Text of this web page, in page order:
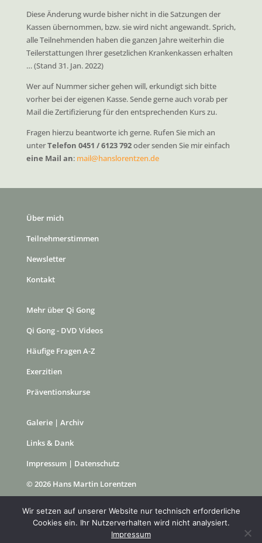
Diese Änderung wurde bisher nicht in die Satzungen der
Kassen übernommen, bzw. sie wird nicht angewandt. Sprich,
alle Teilnehmenden haben die ganzen Jahre weiterhin die
Teilerstattungen Ihrer gesetzlichen Krankenkassen erhalten
… (Stand 31. Jan. 2022)
Wer auf Nummer sicher gehen will, erkundigt sich bitte
vorher bei der eigenen Kasse. Sende gerne auch vorab per
Mail die Zertifizierung für den entsprechenden Kurs zu.
Fragen hierzu beantworte ich gerne. Rufen Sie mich an
unterTelefon 0451 / 6123 792oder senden Sie mir einfach
eine Mail an: mail@hanslorentzen.de
Über mich
Teilnehmerstimmen
Newsletter
Kontakt
Mehr über Qi Gong
Qi Gong - DVD Videos
Häufige Fragen A-Z
Exerzitien
Präventionskurse
Galerie| Archiv
Links & Dank
Impressum| Datenschutz
© 2026 Hans Martin Lorentzen
Wir setzen auf unserer Website nur technisch erforderliche
Cookies ein. Ihr Nutzerverhalten wird nicht analysiert.
Impressum